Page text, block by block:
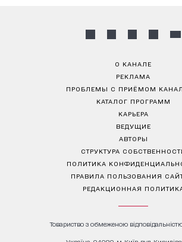
О КАНАЛЕ
РЕКЛАМА
ПРОБЛЕМЫ С ПРИЁМОМ
КАТАЛОГ ПРОГРАММ
КАРЬЕРА
ВЕДУЩИЕ
АВТОРЫ
СТРУКТУРА
ПОЛИТИКА
ПРАВИЛА ПОЛЬЗОВАНИЯ
РЕДАКЦИОННАЯ
Товариство з обмеженою